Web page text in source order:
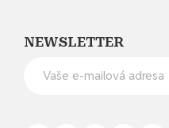
NEWSLETTER